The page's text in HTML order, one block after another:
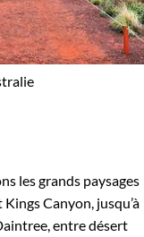
les grands paysages
Canyon, jusqu’à
entre désert